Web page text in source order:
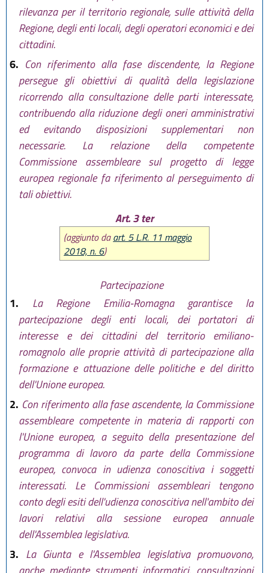
rilevanza per il territorio regionale, sulle attività della
Regione, degli enti locali, degli operatori economici e dei
cittadini.
6. Con riferimento alla fase discendente, la Regione
persegue gli obiettivi di qualità della legislazione
ricorrendo alla consultazione delle parti interessate,
contribuendo alla riduzione degli oneri amministrativi
ed evitando disposizioni supplementari non
necessarie. La relazione della competente
Commissione assembleare sul progetto di legge
europea regionale fa riferimento al perseguimento di
tali obiettivi.
Art. 3 ter
(aggiunto daart. 5 L.R. 11 maggio
2018, n. 6)
Partecipazione
1.
La Regione Emilia-Romagna garantisce la
partecipazione degli enti locali, dei portatori di
interesse e dei cittadini del territorio emiliano-
romagnolo alle proprie attività di partecipazione alla
formazione e attuazione delle politiche e del diritto
dell'Unione europea.
2. Con riferimento alla fase ascendente, la Commissione
assembleare competente in materia di rapporti con
l'Unione europea, a seguito della presentazione del
programma di lavoro da parte della Commissione
europea, convoca in udienza conoscitiva i soggetti
interessati. Le Commissioni assembleari tengono
conto degli esiti dell'udienza conoscitiva nell'ambito dei
lavori relativi alla sessione europea annuale
dell'Assemblea legislativa.
3. La Giunta e l'Assemblea legislativa promuovono,